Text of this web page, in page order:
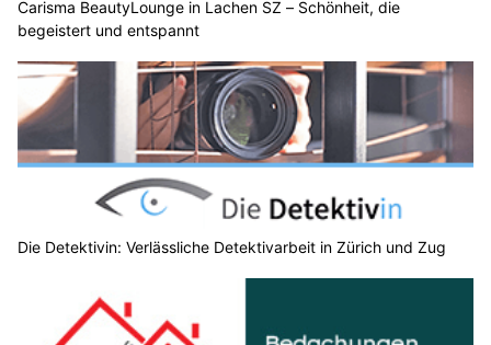
Carisma BeautyLounge in Lachen SZ – Schönheit, die
begeistert und entspannt
Die Detektivin: Verlässliche Detektivarbeit in Zürich und Zug